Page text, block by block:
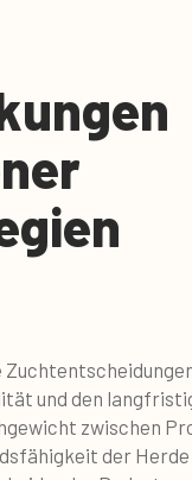
und den
zwischen
der